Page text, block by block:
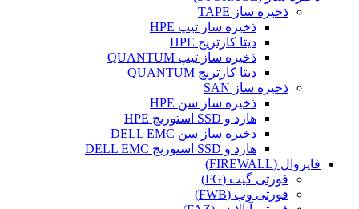
ذخیره ساز TAPE
ذخیره ساز تیپ HPE
دیتا کارتریج HPE
ذخیره ساز تیپ QUANTUM
دیتا کارتریج QUANTUM
ذخیره ساز SAN
ذخیره ساز سن HPE
هارد و SSD استوریج HPE
ذخیره ساز سن DELL EMC
هارد و SSD استوریج DELL EMC
فایروال (FIREWALL)
فورتی گیت (FG)
فورتی وب (FWB)